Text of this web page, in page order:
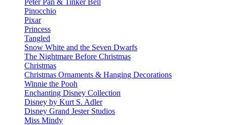
Peter Pan & Tinker Bell
Pinocchio
Pixar
Princess
Tangled
Snow White and the Seven Dwarfs
The Nightmare Before Christmas
Christmas
Christmas Ornaments & Hanging Decorations
Winnie the Pooh
Enchanting Disney Collection
Disney by Kurt S. Adler
Disney Grand Jester Studios
Miss Mindy